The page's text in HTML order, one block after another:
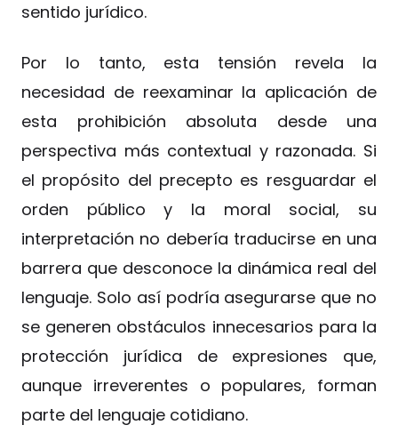
sentido jurídico.
Por lo tanto, esta tensión revela la
necesidad de reexaminar la aplicación de
esta prohibición absoluta desde una
perspectiva más contextual y razonada. Si
el propósito del precepto es resguardar el
orden público y la moral social, su
interpretación no debería traducirse en una
barrera que desconoce la dinámica real del
lenguaje. Solo así podría asegurarse que no
se generen obstáculos innecesarios para la
protección jurídica de expresiones que,
aunque irreverentes o populares, forman
parte del lenguaje cotidiano.